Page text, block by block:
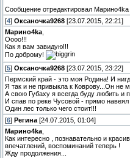
Сообщение отредактировал Марино4kа
[4] Оксаночка9268 [23.07.2015, 22:21]
Марино4kа
Оооо!!!
Как я вам завидую!!!
По доброму!
[5] Оксаночка9268 [23.07.2015, 23:22]
Пермский край - это моя Родина! И
Я так и не привыкла к Коврову...Он не
А свою Губаху я всегда буду любить и
И спав по реке Чусовой - прямо навеял
Один лес только чего стоит!!!
[6] Регина [24.07.2015, 01:04]
Марино4kа
Как интересно , познавательно и
впечатлений, воспоминаний теперь !
Жду продолжения...